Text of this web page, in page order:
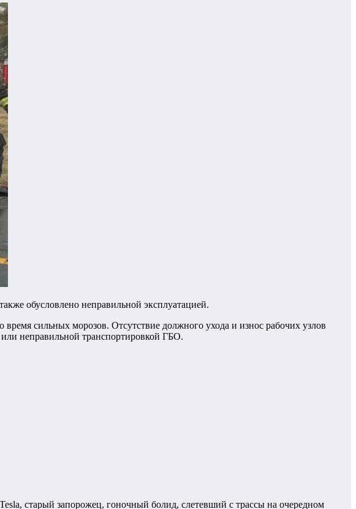
обусловлено неправильной эксплуатацией.
сильных морозов. Отсутствие должного ухода и износ рабочих узлов
неправильной транспортировкой ГБО.
старый запорожец, гоночный болид, слетевший с трассы на очередном